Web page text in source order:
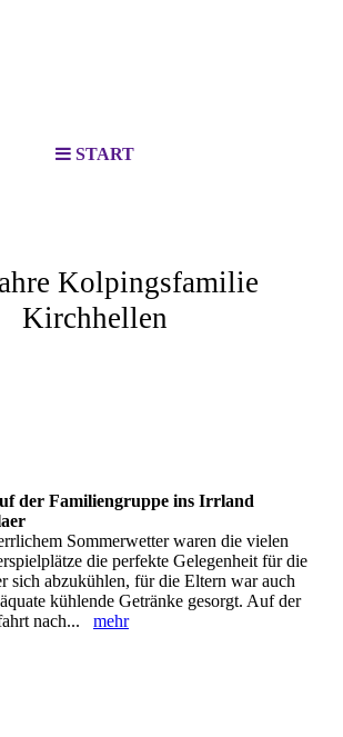
START
Kolpingsfamilie
Kirchhellen
der Familiengruppe ins Irrland
Sommerwetter waren die vielen
die perfekte Gelegenheit für die
sich abzukühlen, für die Eltern war auch
kühlende Getränke gesorgt. Auf der
nach... mehr